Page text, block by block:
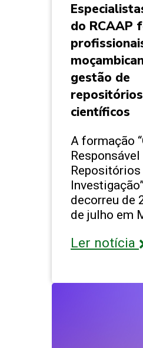
do RCAAP
gestão de
repositórios
científicos
A formação
Repositórios
Investigação”
decorreu de
de julho em
Ler notícia